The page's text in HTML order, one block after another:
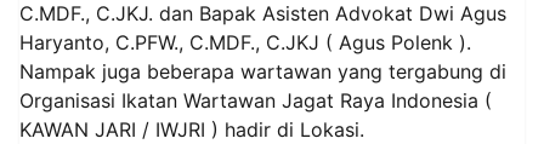
C.MDF., C.JKJ. dan Bapak Asisten Advokat Dwi Agus
Haryanto, C.PFW., C.MDF., C.JKJ ( Agus Polenk ).
Nampak juga beberapa wartawan yang tergabung di
Organisasi Ikatan Wartawan Jagat Raya Indonesia (
KAWAN JARI / IWJRI ) hadir di Lokasi.